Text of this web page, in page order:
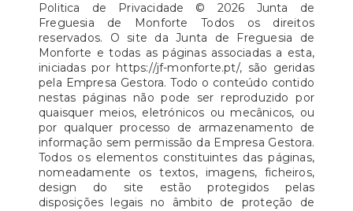
Politica de Privacidade © 2026 Junta de
Freguesia de Monforte Todos os direitos
reservados. O site da Junta de Freguesia de
Monforte e todas as páginas associadas a esta,
iniciadas por https://jf-monforte.pt/, são geridas
pela Empresa Gestora. Todo o conteúdo contido
nestas páginas não pode ser reproduzido por
quaisquer meios, eletrónicos ou mecânicos, ou
por qualquer processo de armazenamento de
informação sem permissão da Empresa Gestora.
Todos os elementos constituintes das páginas,
nomeadamente os textos, imagens, ficheiros,
design do site estão protegidos pelas
disposições legais no âmbito de proteção de